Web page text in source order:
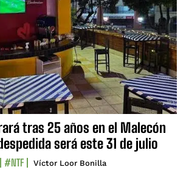
tras 25 años en el Malecón
será este 31 de julio
#NTF Víctor Loor Bonilla